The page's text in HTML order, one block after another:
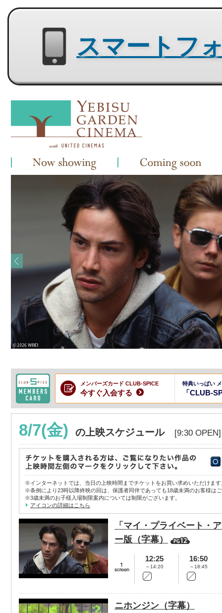
メンバーズカード CLUB-SPICE
今すぐ入会する
特典いっぱい
「CLUB-
8/7(金) の上映スケジュール [9:30 OPEN]
※インターネットでは、当日の上映時間までチケットをお買い求めいただけます
※条例により23時以降終映の回は、保護者同伴であっても18歳未満のお客様は
※3歳未満のお子様入場制限案内については制限がございます。
アイコンの詳細はこちら
「マイ・プライベート・
ー版（字幕）
12:25
～14:20
16:50
～18:45
ニホンジン（字幕）